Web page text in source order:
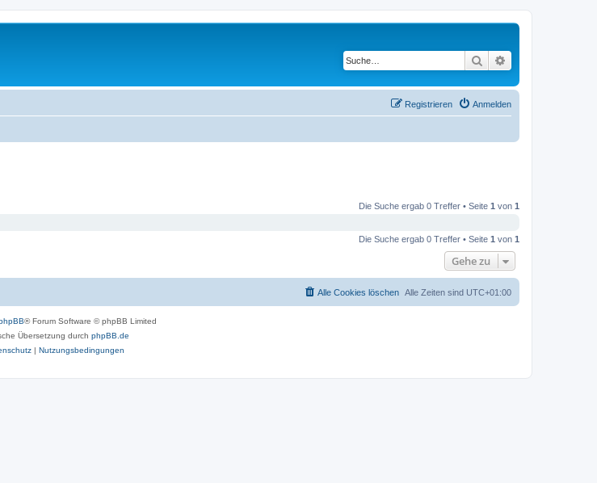
Suche
Anmelden
Registrieren
Die Suche ergab 0 Treffer • Seite 1 von 1
Die Suche ergab 0 Treffer • Seite 1 von 1
Gehe zu
Alle Zeiten sind UTC+01:00
Alle Cookies löschen
® Forum Software © phpBB Limited
Übersetzung durch phpBB.de
| Nutzungsbedingungen